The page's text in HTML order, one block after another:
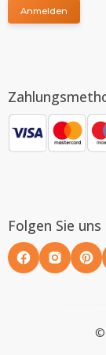
Anmelden
Folgen Sie
©